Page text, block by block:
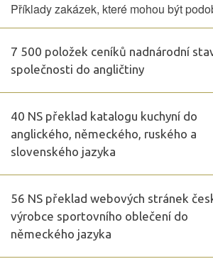
Příklady zakázek, které mohou být
7 500 položek ceníků nadnárodní
společnosti do angličtiny
40 NS překlad katalogu kuchyní do
anglického, německého, ruského a
slovenského jazyka
56 NS překlad webových stránek
výrobce sportovního oblečení do
německého jazyka